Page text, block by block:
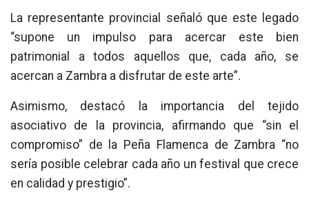
La representante provincial señaló que este legado
“supone un impulso para acercar este bien
patrimonial a todos aquellos que, cada año, se
acercan a Zambra a disfrutar de este arte”.
Asimismo, destacó la importancia del tejido
asociativo de la provincia, afirmando que “sin el
compromiso” de la Peña Flamenca de Zambra “no
sería posible celebrar cada año un festival que crece
en calidad y prestigio”.